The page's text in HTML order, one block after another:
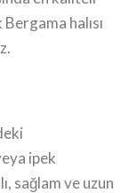
halısı
ipek
sağlam ve uzun